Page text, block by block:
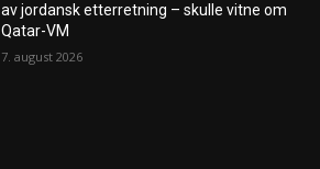
av jordansk etterretning – skulle vitne om
Qatar-VM
7. august 2026